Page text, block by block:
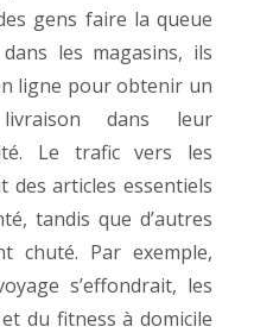
gens faire la queue
les magasins, ils
ligne pour obtenir un
dans leur
Le trafic vers les
des articles essentiels
tandis que d’autres
chuté. Par exemple,
s’effondrait, les
du fitness à domicile